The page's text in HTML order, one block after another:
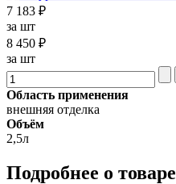
7 183 ₽
за шт
8 450 ₽
за шт
Область применения
внешняя отделка
Объём
2,5л
Подробнее о товаре